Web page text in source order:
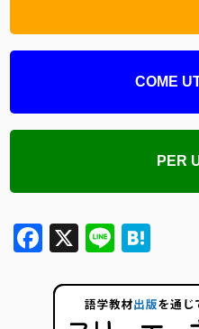
COME
PER
Facebook
X Line